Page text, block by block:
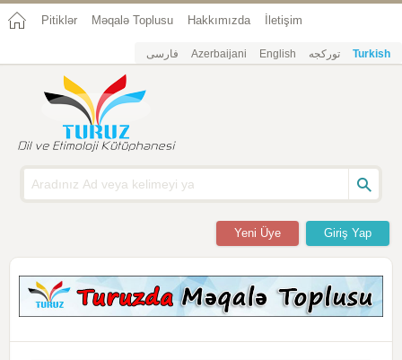
Pitiklər Məqalə Toplusu Hakkımızda İletişim
فارسی Azerbaijani English تورکجه Turkish
Giriş Yap
Yeni Üye